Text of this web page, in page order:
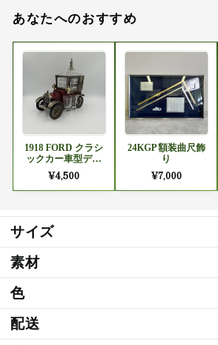
あなたへのおすすめ
1918 FORD クラシ
ックカー車型デキ
ャンタ (オルゴール
付き)
¥4,500
24KGP 額装曲尺飾
り
¥7,000
サイズ
サイズ：全長41cm / 横幅11cm / 高さ 9cm
素材
素材：アルミ、ゴム
色
色：グレー
配送